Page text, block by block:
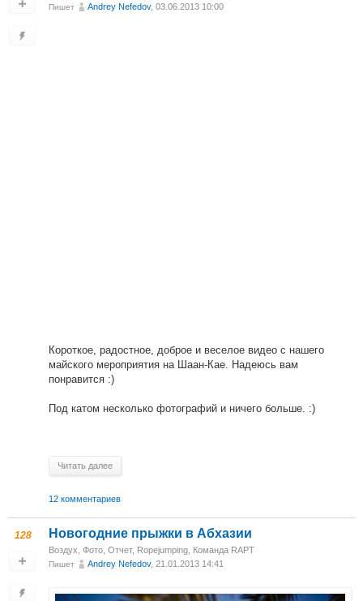
Пишет Andrey Nefedov, 03.06.2013 10:00
Короткое, радостное, доброе и веселое видео с нашего
майского мероприятия на Шаан-Кае. Надеюсь вам
понравится :)
Под катом несколько фотографий и ничего больше. :)
Читать далее
12 комментариев
128 Новогодние прыжки в Абхазии
Воздух Фото Отчет, Ropejumping Команда RAPT
Пишет Andrey Nefedov, 21.01.2013 14:41